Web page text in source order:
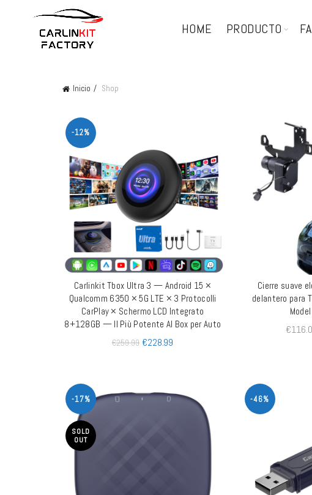
HOME PRODUCTO
Inicio Shop
-12%
AÑADIR AL CARRITO
Carlinkit Tbox Ultra 3 — Android 15 ×
Qualcomm 6350 × 5G LTE × 3 Protocolli
CarPlay × Schermo LCD Integrato
8+128GB — Il Più Potente AI Box per Auto
€259.99 €228.99
Cierre suave
delantero para
€
-17%
SOLD
OUT
-46%